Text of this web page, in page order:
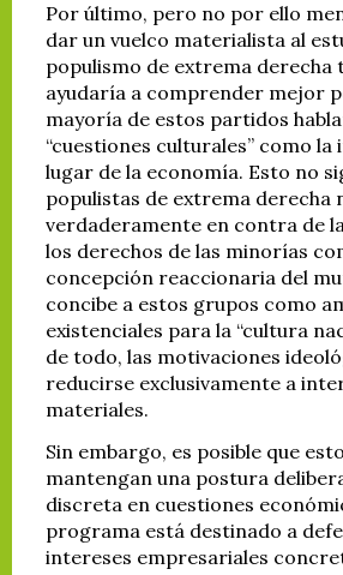
Por último, pero no por ello
dar un vuelco materialista al
populismo de extrema derecha
ayudaría a comprender mejor
mayoría de estos partidos
“cuestiones culturales” como
lugar de la economía. Esto no
populistas de extrema derecha
verdaderamente en contra de
los derechos de las minorías
concepción reaccionaria del
concibe a estos grupos como
existenciales para la “cultura
de todo, las motivaciones
reducirse exclusivamente a
materiales.
Sin embargo, es posible que
mantengan una postura
discreta en cuestiones
programa está destinado a
intereses empresariales